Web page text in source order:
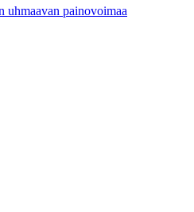
uhmaavan painovoimaa